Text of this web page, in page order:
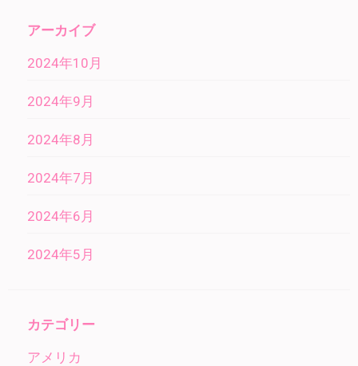
アーカイブ
2024年10月
2024年9月
2024年8月
2024年7月
2024年6月
2024年5月
カテゴリー
アメリカ